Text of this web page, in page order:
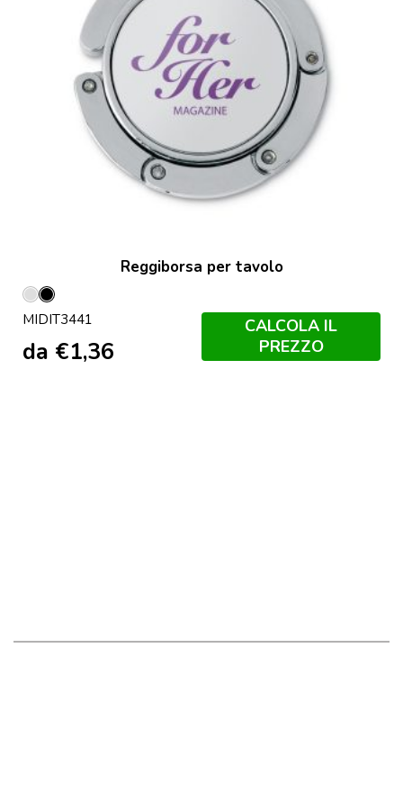
Reggiborsa per tavolo
Argento
Nero
MIDIT3441
da €1,36
CALCOLA IL
PREZZO